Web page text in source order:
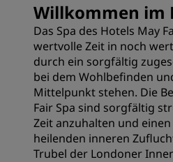
Willkommen im
Das Spa des Hotels May
wertvolle Zeit in noch
durch ein sorgfältig
bei dem Wohlbefinden
Mittelpunkt stehen. Die
Fair Spa sind sorgfältig
Zeit anzuhalten und
heilenden inneren
Trubel der Londoner